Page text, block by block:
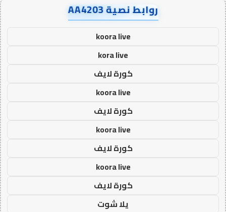
روابط نصية AA4203
koora live
kora live
كورة لايف
koora live
كورة لايف
koora live
كورة لايف
koora live
كورة لايف
يلا شوت